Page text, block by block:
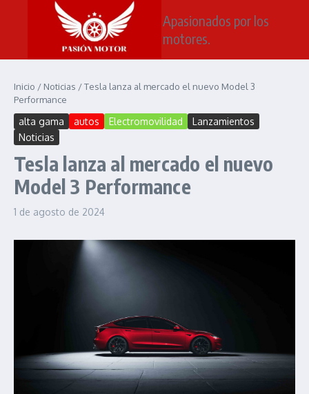
Saltar al contenido
Apasionados por los
motores.
Inicio / Noticias /Tesla lanza al mercado el nuevo Model 3
Performance
alta gama autos Electromovilidad
Lanzamientos
Noticias
Tesla lanza al mercado el nuevo
Model 3 Performance
1 de agosto de 2024